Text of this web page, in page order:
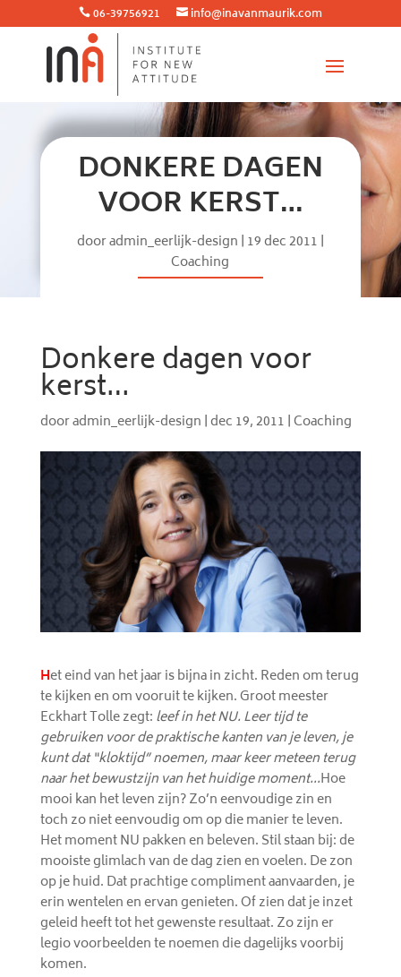
 06-39756921  info@inavanmaurik.com
DONKERE DAGEN
VOOR KERST…
dooradmin_eerlijk-design | 19 dec 2011 |
Coaching
Donkere dagen voor
kerst…
dooradmin_eerlijk-design |dec 19, 2011 |Coaching
Het eind van het jaar is bijna in zicht. Reden om terug
te kijken en om vooruit te kijken. Groot meester
Eckhart Tolle zegt: leef in het NU. Leer tijd te
gebruiken voor de praktische kanten van je leven, je
kunt dat “kloktijd” noemen, maar keer meteen terug
naar het bewustzijn van het huidige moment…Hoe
mooi kan het leven zijn? Zo’n eenvoudige zin en
toch zo niet eenvoudig om op die manier te leven.
Het moment NU pakken en beleven. Stil staan bij: de
mooiste glimlach van de dag zien en voelen. De zon
op je huid. Dat prachtige compliment aanvaarden, je
erin wentelen en ervan genieten. Of zien dat je inzet
geleid heeft tot het gewenste resultaat. Zo zijn er
legio voorbeelden te noemen die dagelijks voorbij
komen.